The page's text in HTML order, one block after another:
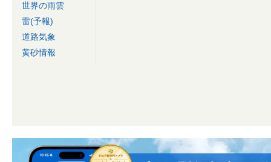
世界の雨雲
雷(予報)
道路気象
黄砂情報